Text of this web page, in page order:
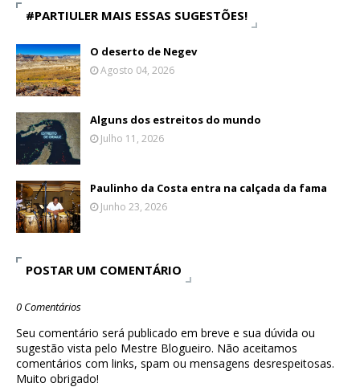
#PARTIULER MAIS ESSAS SUGESTÕES!
O deserto de Negev
Agosto 04, 2026
Alguns dos estreitos do mundo
Julho 11, 2026
Paulinho da Costa entra na calçada da fama
Junho 23, 2026
POSTAR UM COMENTÁRIO
0 Comentários
Seu comentário será publicado em breve e sua dúvida ou
sugestão vista pelo Mestre Blogueiro. Não aceitamos
comentários com links, spam ou mensagens desrespeitosas.
Muito obrigado!